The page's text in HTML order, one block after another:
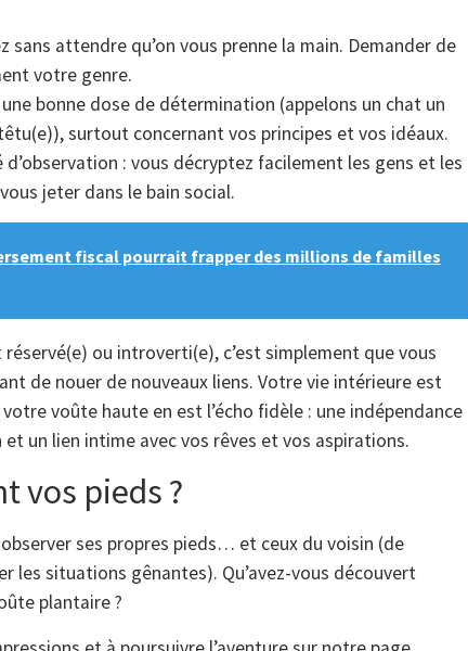
sans attendre qu’on vous prenne la main. Demander de
votre genre.
bonne dose de détermination (appelons un chat un
surtout concernant vos principes et vos idéaux.
: vous décryptez facilement les gens et les
jeter dans le bain social.
fiscal pourrait frapper des millions de familles
ou introverti(e), c’est simplement que vous
de nouer de nouveaux liens. Votre vie intérieure est
voûte haute en est l’écho fidèle : une indépendance
un lien intime avec vos rêves et vos aspirations.
vos pieds ?
ses propres pieds… et ceux du voisin (de
les situations gênantes). Qu’avez-vous découvert
plantaire ?